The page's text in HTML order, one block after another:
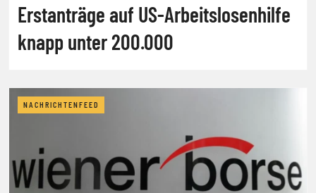
Erstanträge auf US-Arbeitslosenhilfe
knapp unter 200.000
NACHRICHTENFEED